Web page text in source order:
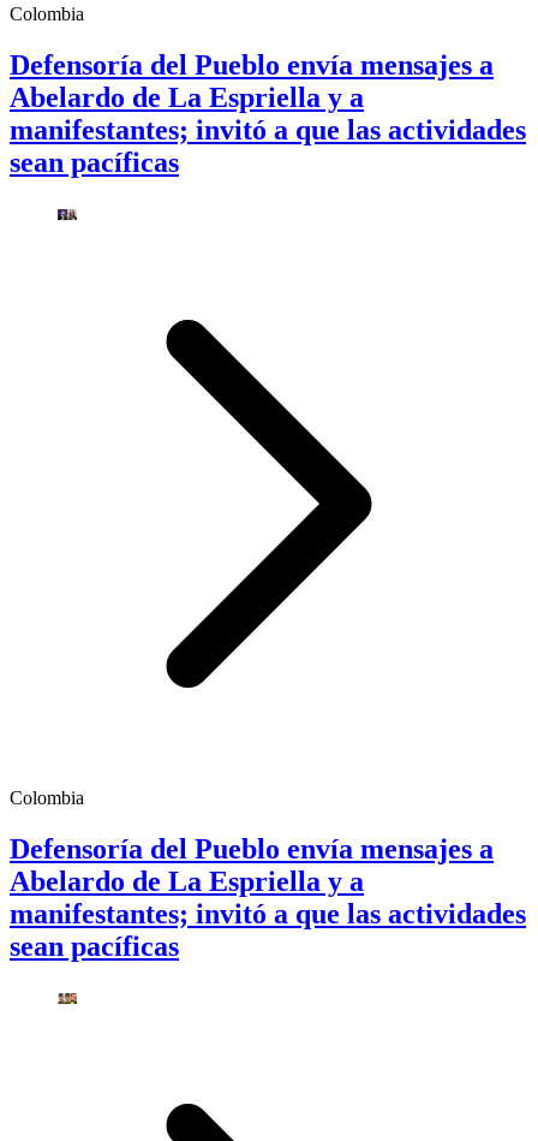
Colombia
Defensoría del Pueblo envía mensajes a
Abelardo de La Espriella y a
manifestantes; invitó a que las actividades
sean pacíficas
Colombia
Defensoría del Pueblo envía mensajes a
Abelardo de La Espriella y a
manifestantes; invitó a que las actividades
sean pacíficas